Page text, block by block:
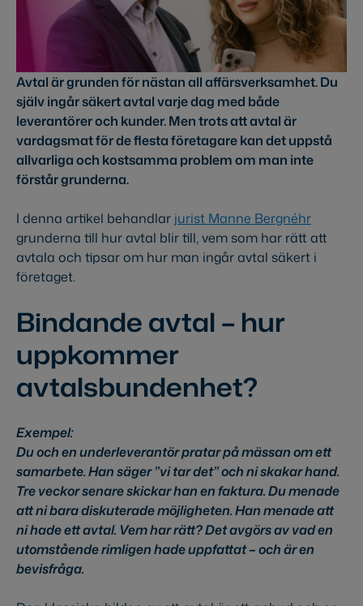
Avtal är grunden för nästan all affärsverksamhet. Du
själv ingår säkert avtal varje dag med både
leverantörer och kunder. Men trots att avtal är
vardagsmat för de flesta företagare kan det uppstå
allvarliga och kostsamma problem om man inte
förstår grunderna.
I denna artikel behandlar jurist Manne Bergnéhr
grunderna till hur avtal blir till, vem som har rätt att
avtala och tipsar om hur man ingår avtal säkert i
företaget.
Bindande avtal – hur
uppkommer
avtalsbundenhet?
Exempel:
Du och en underleverantör pratar på mässan om ett
samarbete. Han säger ”vi tar det” och ni skakar hand.
Tre veckor senare skickar han en faktura. Du menade
att ni bara diskuterade möjligheten. Han menade att
ni hade ett avtal. Vem har rätt? Det avgörs av vad en
utomstående rimligen hade uppfattat – och är en
bevisfråga.